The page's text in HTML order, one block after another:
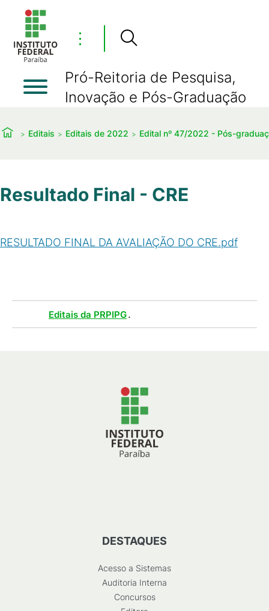
⋮
Pró-Reitoria de Pesquisa,
Inovação e Pós-Graduação
Editais Editais de 2022 Edital nº 47/2022 - Pós-
Resultado Final - CRE
RESULTADO FINAL DA AVALIAÇÃO DO CRE.pdf
Editais da PRPIPG.
DESTAQUES
Acesso a Sistemas
Auditoria Interna
Concursos